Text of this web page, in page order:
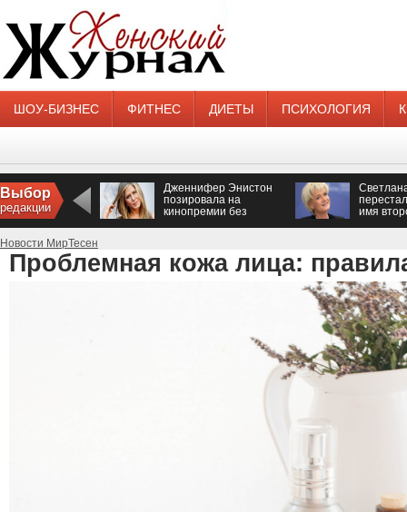
ШОУ-БИЗНЕС ФИТНЕС ДИЕТЫ ПСИХОЛОГИЯ
Выбор
редакции
Дженнифер Энистон
позировала на
кинопремии без
имя
Новости МирТесен
Проблемная кожа лица: